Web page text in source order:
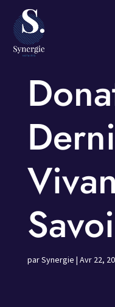
parSynergie | Avr 22,